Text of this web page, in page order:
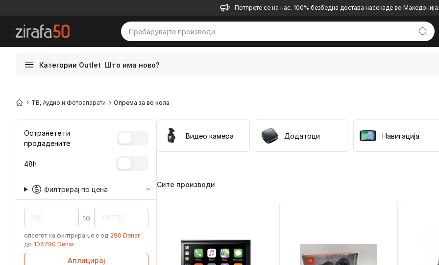
Потпрете се на нас. 100% безбедна достава насекаде во Македонија.
Категории Outlet Што има ново?
ТВ, Аудио и Фотоапарати Опрема за во кола
Остранете ги
продадените
48h
Филтрирај по цена
to
опсегот на филтрирање е од 290 Denar
до 106790 Denar
Аплицирај
Видео камера Додатоци Навигација
Сите производи